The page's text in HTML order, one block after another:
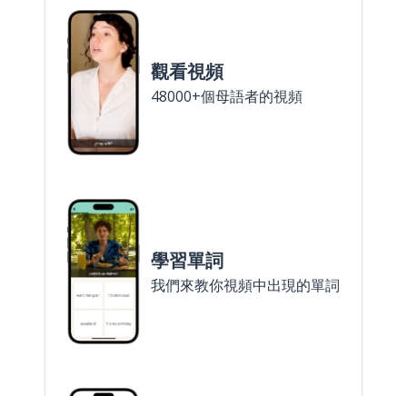
觀看視頻
48000+個母語者的視頻
學習單詞
我們來教你視頻中出現的單詞